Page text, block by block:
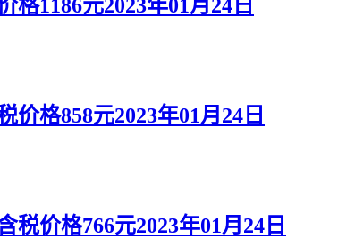
1186元2023年01月24日
格858元2023年01月24日
价格766元2023年01月24日